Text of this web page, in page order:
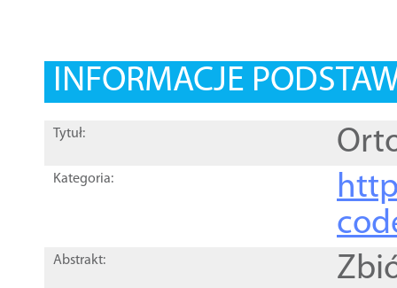
INFORMACJE
Tytuł:
Kategoria:
Abstrakt: